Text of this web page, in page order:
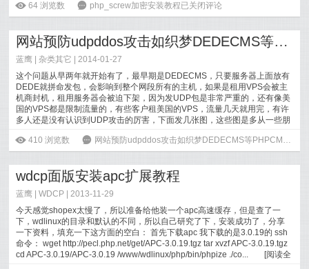
ė 64 浏览数 6 php_screw加密安装教程已关闭评论
网站预防udpddos攻击如织梦DEDECMS等PHPCMS
蓝鹰 | 杂类其它
| 2014-01-27
这个问题从早两年就开始有了，最早期是DEDECMS，只要服务器上面放有
DEDE就拼命发包，会影响到整个网段所有的主机，如果是租用VPS会被主
机商封机，租用服务器会被迫下架，因为发UDP包是非常严重的，还有像美
国的VPS都是限制流量的，有些客户租美国的VPS，流量几天就用完，有许
多人还是没有认识到UDP攻击的厉害，下面发几张图，这些图是多从一些朋
ė 410 浏览数 6 网站预防udpddos攻击如织梦DEDECMS等PHPCMS 已关
wdcp面版安装apc扩展教程
蓝鹰 |WDCP | 2013-11-29
今天感觉shopex太慢了，所以准备给他装一个apc高速缓存，但是查了一
下，wdlinux的目录和默认的不同，所以自己研究了下，安装成功了，分享
一下资料，填充一下这方面的空白： 首先下载apc 我下载的是3.0.19的 ssh
命令： wget http://pecl.php.net/get/APC-3.0.19.tgz tar xvzf APC-3.0.19.tgz
cd APC-3.0.19/APC-3.0.19 /www/wdlinux/php/bin/phpize ./co...
[阅读全